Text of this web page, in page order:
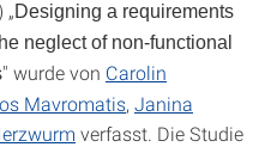
Designing a requirements
neglect of non-functional
" wurde von Carolin
Mavromatis, Janina
verfasst. Die Studie